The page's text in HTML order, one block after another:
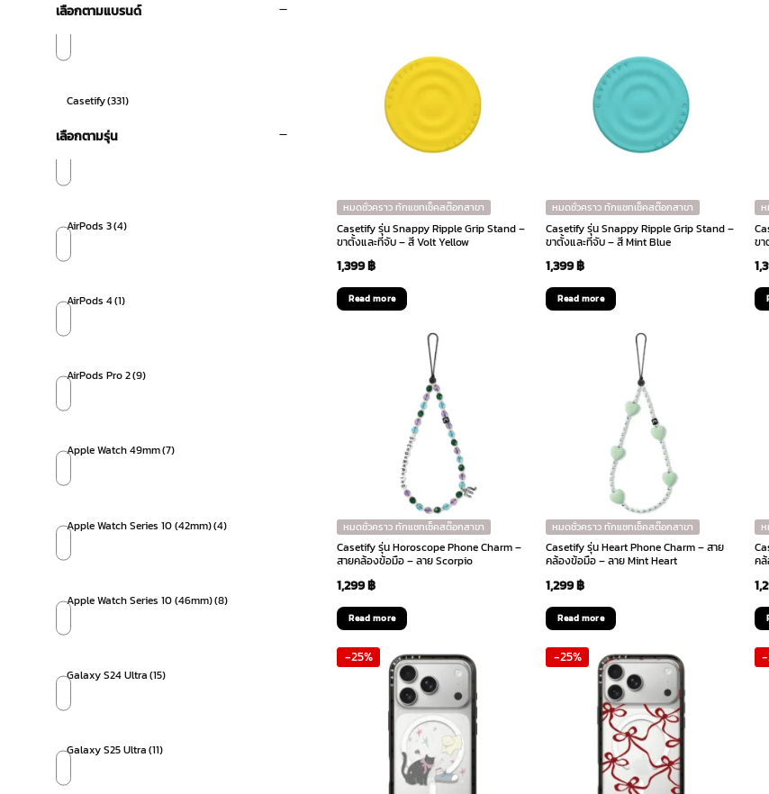
เลือกตามแบรนด์
Casetify(331)
เลือกตามรุ่น
AirPods 3(4)
AirPods 4(1)
AirPods Pro 2(9)
Apple Watch 49mm(7)
Apple Watch Series 10 (42mm)(4)
Apple Watch Series 10 (46mm)(8)
Galaxy S24 Ultra(15)
Galaxy S25 Ultra(11)
หมดชั่วคราว ทักแชทเช็คสต๊อกสาขา
Casetify รุ่น Snappy Ripple Grip Stand –
ขาตั้งและที่จับ – สี Volt Yellow
1,399฿
Read more
หมดชั่วคราว ทักแชทเช็คสต๊อกสาขา
Casetify รุ่น Snappy Ripple Grip Stand –
ขาตั้งและที่จับ – สี Mint Blue
1,399฿
Read more
ข
หมดชั่วคราว ทักแชทเช็คสต๊อกสาขา
Casetify รุ่น Horoscope Phone Charm –
สายคล้องข้อมือ – ลาย Scorpio
1,299฿
Read more
หมดชั่วคราว ทักแชทเช็คสต๊อกสาขา
Casetify รุ่น Heart Phone Charm – สาย
คล้องข้อมือ – ลาย Mint Heart
1,299฿
Read more
ค
-25% -25%